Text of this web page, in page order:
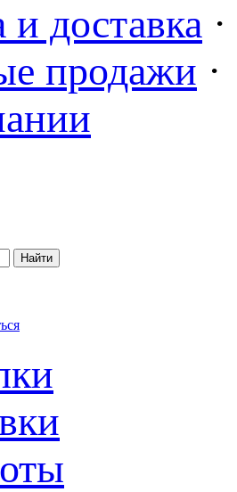
и доставка ·
продажи ·